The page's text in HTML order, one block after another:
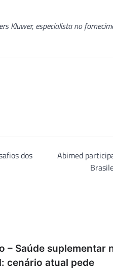
Kluwer, especialista no
dos
Abimed
– Saúde suplementar
cenário atual pede